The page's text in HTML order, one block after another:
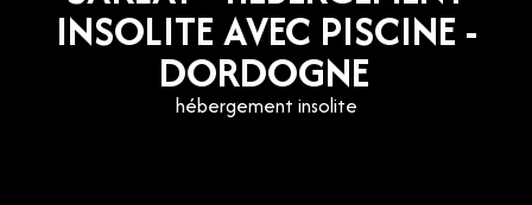
INSOLITE AVEC PISCINE -
DORDOGNE
hébergement insolite